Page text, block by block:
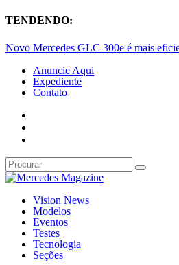
TENDENDO:
Novo Mercedes GLC 300e é mais
Anuncie Aqui
Expediente
Contato
Vision News
Modelos
Eventos
Testes
Tecnologia
Seções